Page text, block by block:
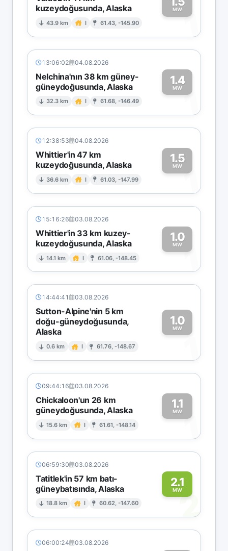
kuzeydoğusunda, Alaska
43.9 km I 61.43, -145.90
MW1
13:06:02 04.08.2026
Nelchina'nın 38 km güney-
güneydoğusunda, Alaska
32.3 km I 61.68, -146.49
1.4
MW1
12:38:53 04.08.2026
Whittier'in 47 km
kuzeydoğusunda, Alaska
36.6 km I 61.03, -147.99
1.5
MW1
15:16:26 03.08.2026
Whittier'in 33 km kuzey-
kuzeydoğusunda, Alaska
14.1 km I 61.06, -148.45
1.0
MW1
14:44:41 03.08.2026
Sutton-Alpine'nin 5 km
doğu-güneydoğusunda,
Alaska
0.6 km I 61.76, -148.67
1.0
MW
1
09:44:16 03.08.2026
Chickaloon'un 26 km
güneydoğusunda, Alaska
15.6 km I 61.61, -148.14
1.1
MW1
06:59:30 03.08.2026
Tatitlek'in 57 km batı-
güneybatısında, Alaska
18.8 km I 60.62, -147.60
2.1
MW2
06:00:24 03.08.2026